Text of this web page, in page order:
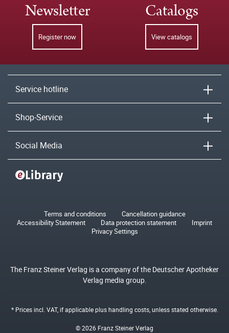
Newsletter
Register now
Catalogs
View catalogs
Service hotline
Shop-Service
Social Media
Terms and conditions
Cancellation guidance
Accessibility Statement
Data protection statement
Imprint
Privacy Settings
The Franz Steiner Verlag is a company of the Deutscher Apotheker
Verlag media group.
* Prices incl. VAT, if applicable plushandling costs, unless stated otherwise.
© 2026 Franz Steiner Verlag